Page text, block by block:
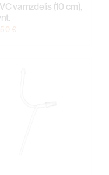
vamzdelis (10 cm),
€